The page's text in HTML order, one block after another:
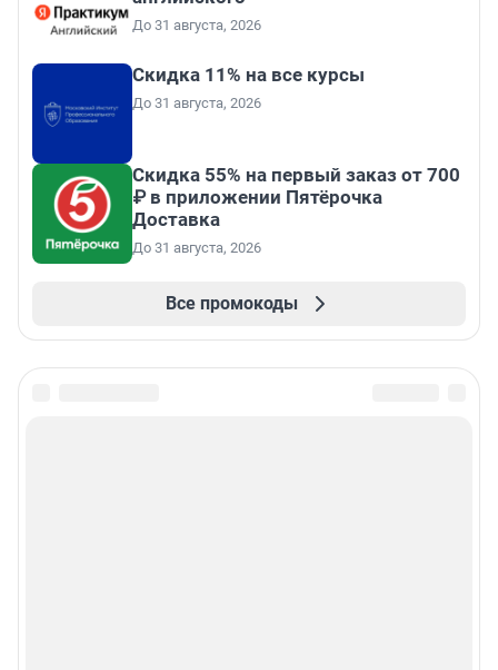
До 31 августа, 2026
Скидка 11% на все курсы
До 31 августа, 2026
Скидка 55% на первый заказ от 700
₽ в приложении Пятёрочка
Доставка
До 31 августа, 2026
Все промокоды